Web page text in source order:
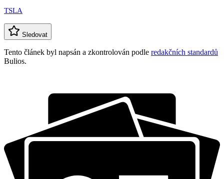
TSLA
Sledovat
Tento článek byl napsán a zkontrolován podle redakčních standardů
Bulios.